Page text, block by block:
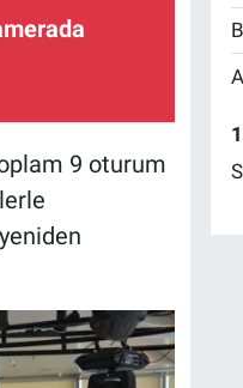
9 oturum